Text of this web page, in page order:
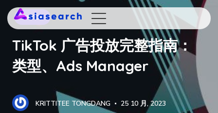
TIKTOK
TikTok 广告投放完整指南：
类型、Ads Manager
KRITTITEE TONGDANG 25 10 月, 2023